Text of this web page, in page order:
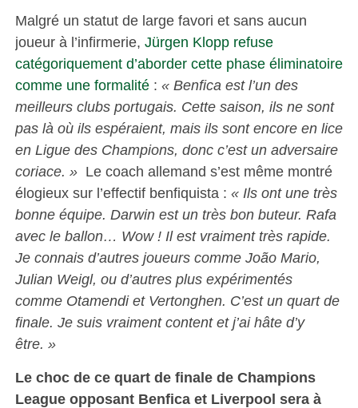
Malgré un statut de large favori et sans aucun
joueur à l’infirmerie, Jürgen Klopp refuse
catégoriquement d’aborder cette phase éliminatoire
comme une formalité: « Benfica est l’un des
meilleurs clubs portugais. Cette saison, ils ne sont
pas là où ils espéraient, mais ils sont encore en lice
en Ligue des Champions, donc c’est un adversaire
coriace. » Le coach allemand s’est même montré
élogieux sur l’effectif benfiquista : « Ils ont une très
bonne équipe. Darwin est un très bon buteur. Rafa
avec le ballon… Wow ! Il est vraiment très rapide.
Je connais d’autres joueurs comme João Mario,
Julian Weigl, ou d’autres plus expérimentés
comme Otamendi et Vertonghen. C’est un quart de
finale. Je suis vraiment content et j’ai hâte d’y
être. »
Le choc de ce quart de finale de Champions
League opposant Benfica et Liverpool sera à